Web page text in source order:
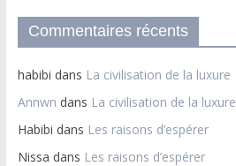
Commentaires récents
habibi dans La civilisation de la luxure
Annwn dans La civilisation de la luxure
Habibi dans Les raisons d’espérer
Nissa dans Les raisons d’espérer